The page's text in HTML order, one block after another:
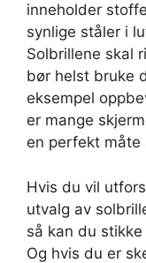
inneholder
synlige ståler i
Solbrillene skal
bør helst bruke
eksempel
er mange
en perfekt måte
Hvis du vil
utvalg av
så kan du stikke
Og hvis du er